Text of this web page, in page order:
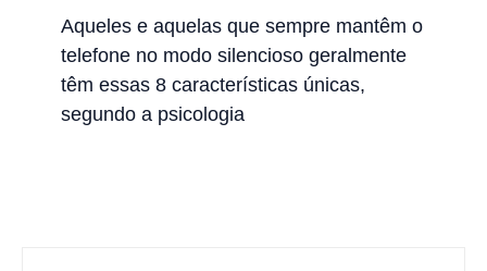
Aqueles e aquelas que sempre mantêm o
telefone no modo silencioso geralmente
têm essas 8 características únicas,
segundo a psicologia